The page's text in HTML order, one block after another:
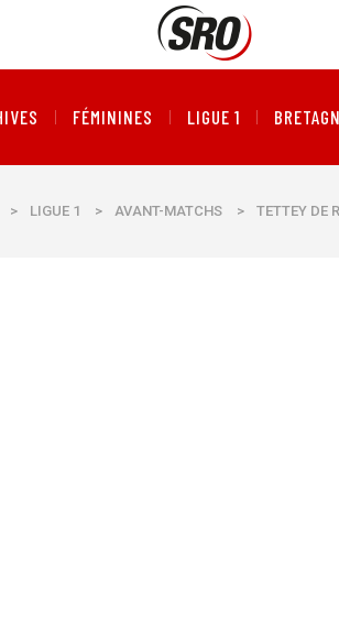
FÉMININES LIGUE 1
> LIGUE 1 > AVANT-MATCHS > TETTEY DE